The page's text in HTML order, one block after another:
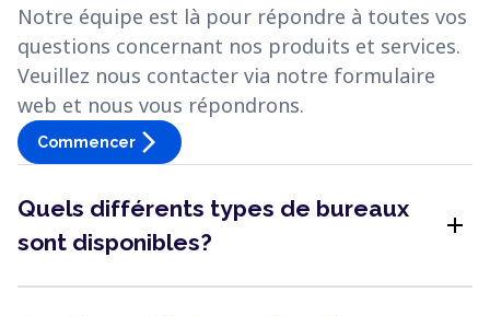
Notre équipe est là pour répondre à toutes vos
questions concernant nos produits et services.
Veuillez nous contacter via notre formulaire
web et nous vous répondrons.
Commencer arrow_forward_ios
Quels différents types de bureaux
sont disponibles?
add